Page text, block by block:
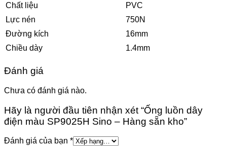
Chất liệu
PVC
Lực nén
750N
Đường kích
16mm
Chiều dày
1.4mm
Đánh giá
Chưa có đánh giá nào.
Hãy là người đầu tiên nhận xét “Ống luồn dây
điện màu SP9025H Sino – Hàng sẵn kho”
Đánh giá của bạn *